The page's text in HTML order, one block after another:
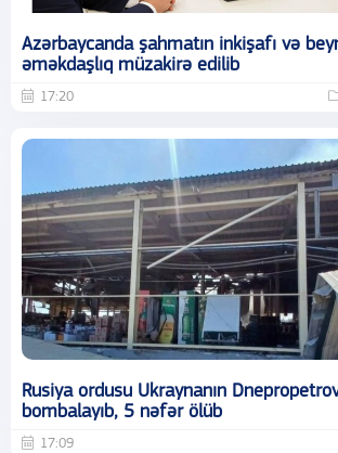
Azərbaycanda şahmatın inkişafı və
əməkdaşlıq müzakirə edilib
17:20
Rusiya ordusu Ukraynanın
bombalayıb, 5 nəfər ölüb
17:09